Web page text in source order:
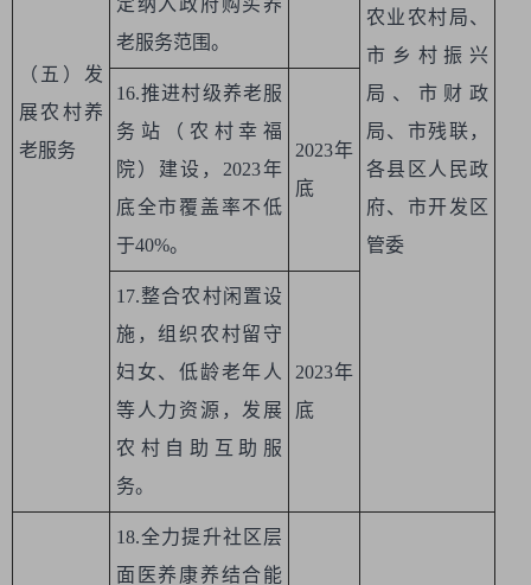
（五）发
展农村养
老服务
定纳入政府购买养
老服务范围。
农业农村局、
市乡村振兴
局、市财政
局、市残联，
各县区人民政
府、市开发区
管委
16.推进村级养老服
务站（农村幸福
院）建设，2023年
底全市覆盖率不低
于40%。
2023年
底
17.整合农村闲置设
施，组织农村留守
妇女、低龄老年人
等人力资源，发展
农村自助互助服
务。
2023年
底
18.全力提升社区层
面医养康养结合能